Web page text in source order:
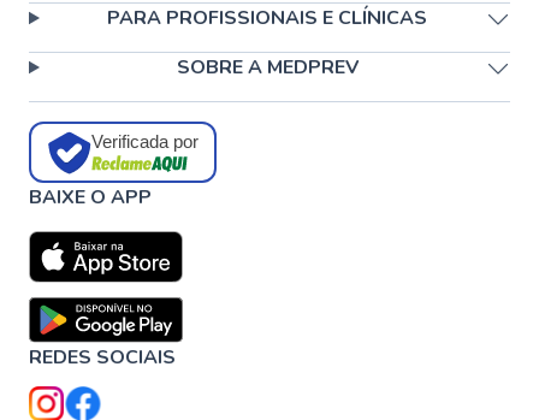
PARA PROFISSIONAIS E CLÍNICAS
SOBRE A MEDPREV
Verificada por
BAIXE O APP
REDES SOCIAIS